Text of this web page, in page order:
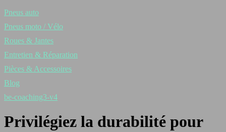
Pneus auto
Pneus moto / Vélo
Roues & Jantes
Entretien & Réparation
Pièces & Accessoires
Blog
be-coaching3-v4
Privilégiez la durabilité pour